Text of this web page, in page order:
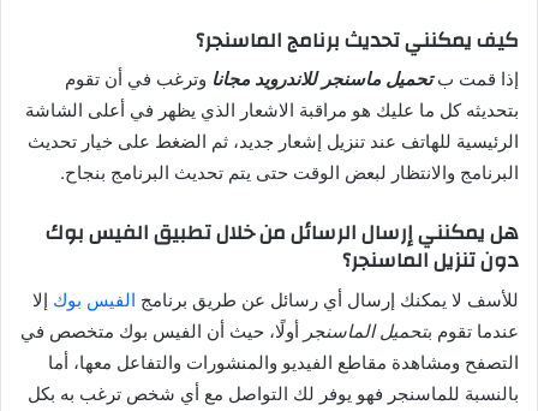
كيف يمكنني تحديث برنامج الماسنجر؟
إذا قمت بتحميل ماسنجر للاندرويد مجانا وترغب في أن تقوم
بتحديثه كل ما عليك هو مراقبة الاشعار الذي يظهر في أعلى الشاشة
الرئيسية للهاتف عند تنزيل إشعار جديد، ثم الضغط على خيار تحديث
البرنامج والانتظار لبعض الوقت حتى يتم تحديث البرنامج بنجاح.
هل يمكنني إرسال الرسائل من خلال تطبيق الفيس بوك
دون تنزيل الماسنجر؟
للأسف لا يمكنك إرسال أي رسائل عن طريق برنامج الفيس بوك إلا
عندما تقوم بتحميل الماسنجر أولًا، حيث أن الفيس بوك متخصص في
التصفح ومشاهدة مقاطع الفيديو والمنشورات والتفاعل معها، أما
بالنسبة للماسنجر فهو يوفر لك التواصل مع أي شخص ترغب به بكل